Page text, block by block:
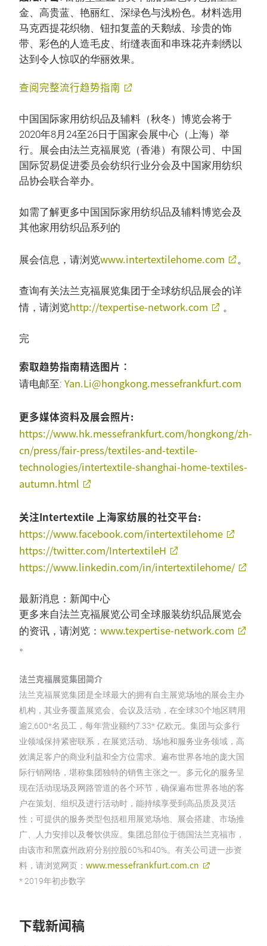
金、高贵蓝、艳丽红、深绿色与浅粉色。材料选用
马克西提花织物、钮扣复盖的天鹅绒、珍贵的饰
带、彩色的人造毛皮、绗缝表面和串珠花卉刺绣以
达到令人惊叹的华丽效果。
查阅完整流行趋势指南
中国国际家用纺织品及辅料（秋冬）博览会将于
2020年8月24至26日于国家会展中心（上海）举
行。展会由法兰克福展览（香港）有限公司、中国
国际贸易促进委员会纺织行业分会及中国家用纺织
品协会联合举办。
如需了解更多中国国际家用纺织品及辅料博览会及
其他家用纺织品系列的
展会信息，请浏览www.intertextilehome.com 。
查询有关法兰克福展览集团于全球纺织品展会的详
情，请浏览http://texpertise-network.com 。
完
索取趋势指南精选图片∶
请电邮至: Yan.Li@hongkong.messefrankfurt.com
更多媒体资料及展会照片:
https://www.hk.messefrankfurt.com/hongkong/zh-
cn/press/fair-press/textiles-and-textile-
technologies/intertextile-shanghai-home-textiles-
autumn.html
关注Intertextile 上海家纺展的社交平台:
https://www.facebook.com/intertextilehome
https://twitter.com/IntertextileH
https://www.linkedin.com/in/intertextilehome/
最新消息：新闻中心
更多来自法兰克福展览公司全球服装纺织品展览会
的资讯，请浏览： www.texpertise-network.com
。
法兰克福展览集团简介
法兰克福展览集团是全球最大的拥有自主展览场地的展会主办
机构，其业务覆盖展览会、会议及活动，在全球30个地区聘用
逾2,600*名员工，每年营业额约7.33* 亿欧元。集团与众多行
业领域保持紧密联系，在展览活动、场地和服务业务领域，高
效满足客户的商业利益和全方位需求。遍布世界各地的庞大国
际行销网络，堪称集团独特的销售主张之一。多元化的服务呈
现在活动现场及网路管道的各个环节，确保遍布世界各地的客
户在策划、组织及进行活动时，能持续享受到高品质及灵活
性；可提供的服务类型包括租用展览场地、展会搭建、市场推
广、人力安排以及餐饮供应。集团总部位于德国法兰克福市，
由该市和黑森州政府分别控股60%和40%。有关公司进一步资
料，请浏览网页： www.messefrankfurt.com.cn
* 2019年初步数字
下载新闻稿